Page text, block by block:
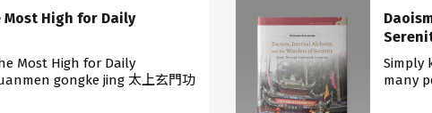
High for Daily
Most High for Daily
gongke jing 太上玄門功
Simply
many